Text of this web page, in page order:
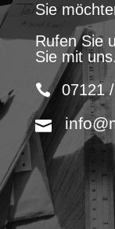
Sie
Rufen Sie
Sie mit uns.
07121 /